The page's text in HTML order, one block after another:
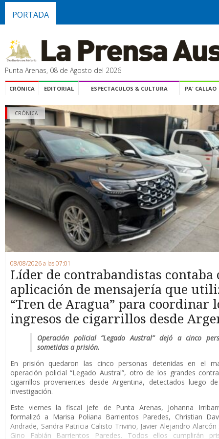
PORTADA
Punta Arenas, 08 de Agosto del 2026
CRÓNICA EDITORIAL ESPECTACULOS & CULTURA PA' CALLAO
CRÓNICA
08/08/2026 a las 07:01
Líder de contrabandistas contaba
aplicación de mensajería que
“Tren de Aragua” para coordinar
ingresos de cigarrillos desde
Operación policial “Legado Austral” dejó a cinco
sometidas a prisión.
En prisión quedaron las cinco personas detenidas en el
operación policial “Legado Austral”, otro de los grandes
cigarrillos provenientes desde Argentina, detectados luego
investigación.
Este viernes la fiscal jefe de Punta Arenas, Johanna
formalizó a Marisa Poliana Barrientos Paredes, Christian
Andrade, Sandra Patricia Calisto Triviño, Javier Alejandro Alarcón
Gino Fabián Barrientos Paredes. Todos ellos cumplirán